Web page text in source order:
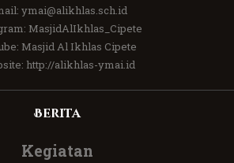
ymai@alikhlas.sch.id
MasjidAlIkhlas_Cipete
Masjid Al Ikhlas Cipete
http://alikhlas-ymai.id
Berita
Kegiatan